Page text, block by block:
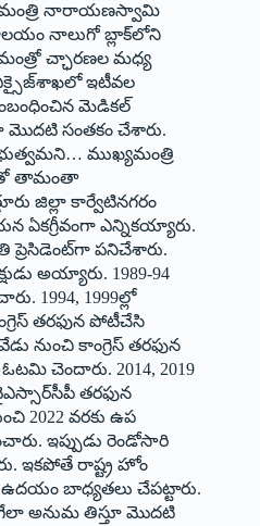
నారాయణస్వామి
నాలుగో బ్లాక్‌లోని
చ్ఛారణల మధ్య
ఇటీవల
మెడికల్‌
మొదటి సంతకం చేశారు.
ముఖ్యమంత్రి
తామంతా
జిల్లా కార్వేటినగరం
ఏకగ్రీవంగా ఎన్నికయ్యారు.
ప్రెసిడెంట్‌గా పనిచేశారు.
అయ్యారు. 1989-94
1994, 1999ల్లో
‌తరఫున పోటీచేసి
నుంచి కాంగ్రెస్‌ ‌తరఫున
చెందారు. 2014, 2019
తరఫున
2022 వరకు ఉప
ఇప్పుడు రెండోసారి
ఇకపోతే రాష్ట్ర హోం
బాధ్యతలు చేపట్టారు.
అనుమ తిస్తూ మొదటి